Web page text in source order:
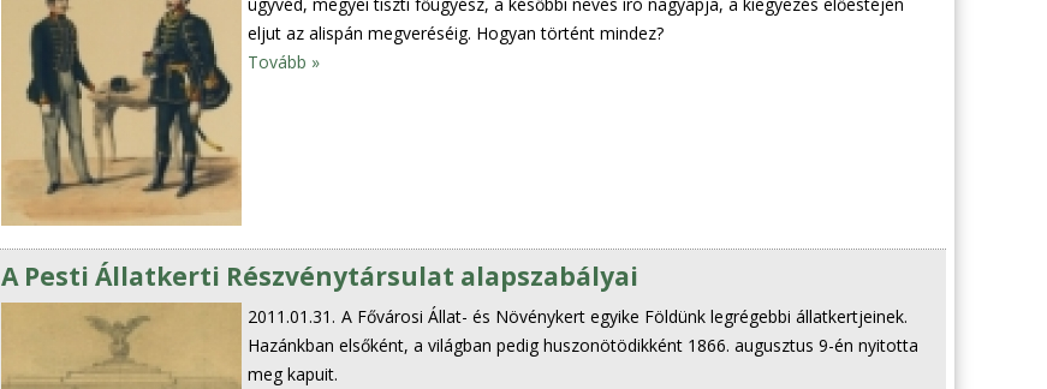
eljut az alispán megveréséig. Hogyan történt mindez?
Tovább »
A Pesti Állatkerti Részvénytársulat alapszabályai
2011.01.31. A Fővárosi Állat- és Növénykert egyike Földünk legrégebbi állatkertjeinek.
Hazánkban elsőként, a világban pedig huszonötödikként 1866. augusztus 9-én nyitotta
meg kapuit.